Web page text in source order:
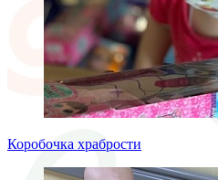
Коробочка храбрости